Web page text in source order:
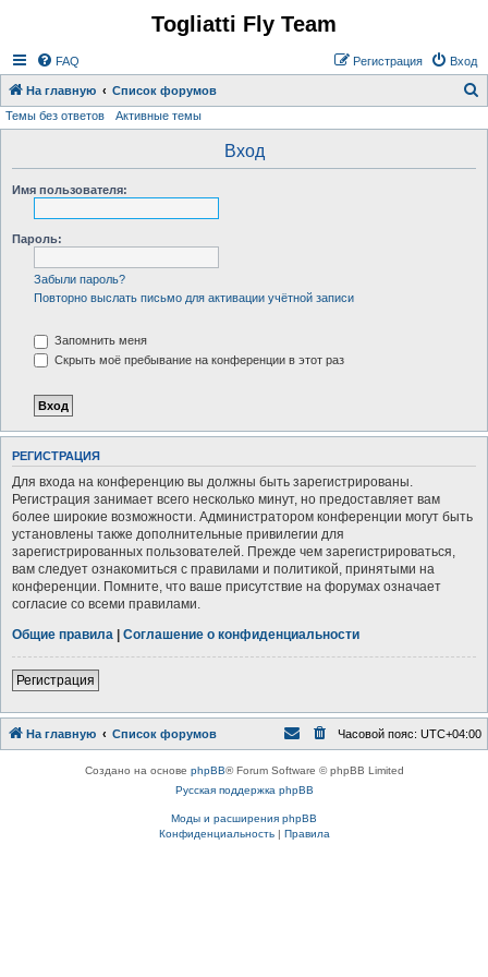
Togliatti Fly Team
FAQ Вход
Регистрация
На главную Список форумов
Темы без ответов Активные темы
Вход
Имя пользователя:
Пароль:
Забыли пароль?
Повторно выслать письмо для активации учётной записи
Запомнить меня
Скрыть моё пребывание на конференции в этот раз
РЕГИСТРАЦИЯ
Для входа на конференцию вы должны быть зарегистрированы.
Регистрация занимает всего несколько минут, но предоставляет вам
более широкие возможности. Администратором конференции могут быть
установлены также дополнительные привилегии для
зарегистрированных пользователей. Прежде чем зарегистрироваться,
вам следует ознакомиться с правилами и политикой, принятыми на
конференции. Помните, что ваше присутствие на форумах означает
согласие со всеми правилами.
Общие правила | Соглашение о конфиденциальности
Регистрация
На главную Список форумов Часовой пояс: UTC+04:00
Создано на основе phpBB® Forum Software © phpBB Limited
Русская поддержка phpBB
Моды и расширения phpBB
Конфиденциальность| Правила